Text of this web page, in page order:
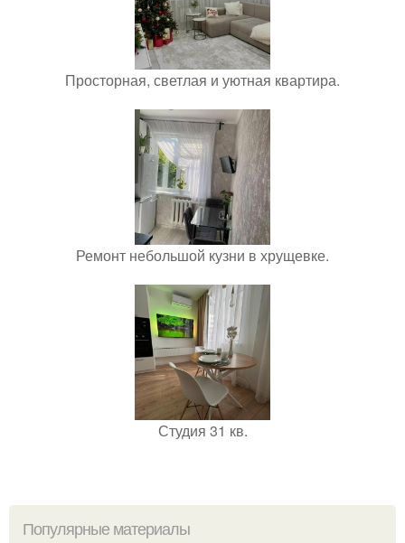
Просторная, светлая и уютная квартира.
Ремонт небольшой кузни в хрущевке.
Студия 31 кв.
Популярные материалы